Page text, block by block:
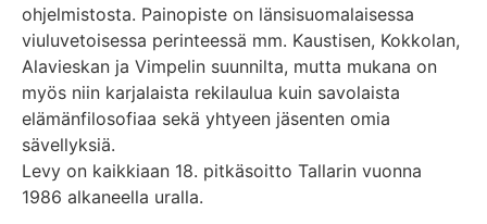
ohjelmistosta. Painopiste on länsisuomalaisessa
viuluvetoisessa perinteessä mm. Kaustisen, Kokkolan,
Alavieskan ja Vimpelin suunnilta, mutta mukana on
myös niin karjalaista rekilaulua kuin savolaista
elämänfilosofiaa sekä yhtyeen jäsenten omia
sävellyksiä.
Levy on kaikkiaan 18. pitkäsoitto Tallarin vuonna
1986 alkaneella uralla.